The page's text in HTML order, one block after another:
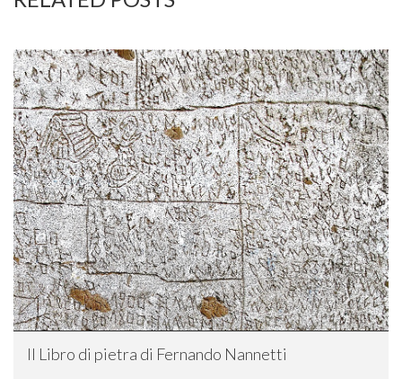
Il Libro di pietra di Fernando Nannetti